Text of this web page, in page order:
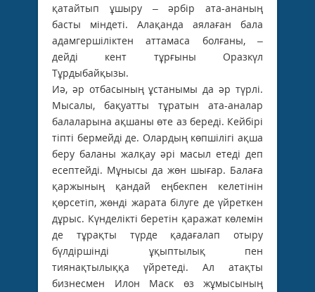
қатайтып ұшыру – әрбір ата-ананың
басты міндеті. Алақанда аялаған бала
адамгершіліктен аттамаса болғаны, –
дейді кент тұрғыны Оразкүл
Тұрдыбайқызы.
Иә, әр отбасының ұстанымы да әр түрлі.
Мысалы, бақуатты тұратын ата-аналар
балаларына ақшаны өте аз береді. Кейбірі
тіпті бермейді де. Олардың көпшілігі ақша
беру баланы жалқау әрі масыл етеді деп
есептейді. Мұнысы да жөн шығар. Балаға
қаржының қандай еңбекпен келетінін
қөрсетіп, жөнді жарата білуге де үйреткен
дұрыс. Күнделікті беретін қаражат көлемін
де тұрақты түрде қадағалап отыру
бүлдіршінді ұқыптылық пен
тиянақтылыққа үйретеді. Ал атақты
бизнесмен Илон Маск өз жұмысының